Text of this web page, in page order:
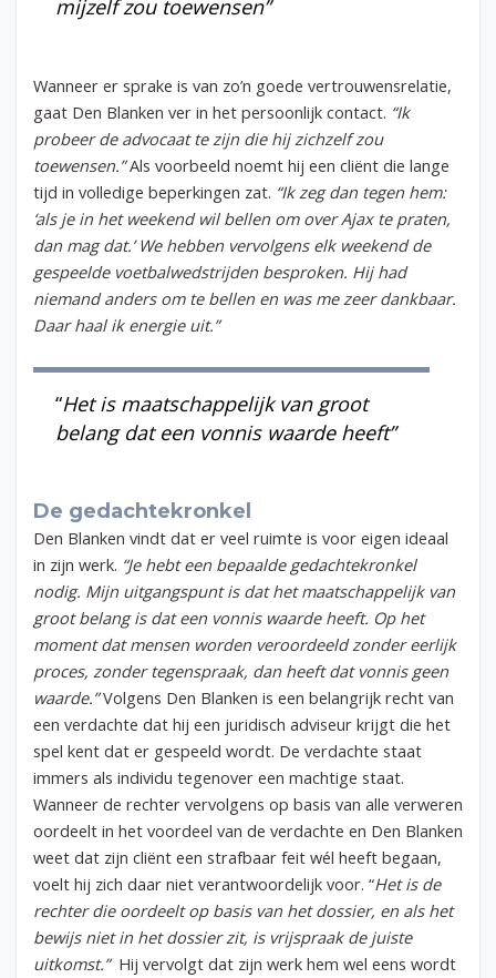
mijzelf zou toewensen”
Wanneer er sprake is van zo’n goede vertrouwensrelatie,
gaat Den Blanken ver in het persoonlijk contact. “Ik
probeer de advocaat te zijn die hij zichzelf zou
toewensen.”Als voorbeeld noemt hij een cliënt die lange
tijd in volledige beperkingen zat. “Ik zeg dan tegen hem:
‘als je in het weekend wil bellen om over Ajax te praten,
dan mag dat.’ We hebben vervolgens elk weekend de
gespeelde voetbalwedstrijden besproken. Hij had
niemand anders om te bellen en was me zeer dankbaar.
Daar haal ik energie uit.”
“Het is maatschappelijk van groot
belang dat een vonnis waarde heeft”
De gedachtekronkel
Den Blanken vindt dat er veel ruimte is voor eigen ideaal
in zijn werk. “Je hebt een bepaalde gedachtekronkel
nodig. Mijn uitgangspunt is dat het maatschappelijk van
groot belang is dat een vonnis waarde heeft. Op het
moment dat mensen worden veroordeeld zonder eerlijk
proces, zonder tegenspraak, dan heeft dat vonnis geen
waarde.”Volgens Den Blanken is een belangrijk recht van
een verdachte dat hij een juridisch adviseur krijgt die het
spel kent dat er gespeeld wordt. De verdachte staat
immers als individu tegenover een machtige staat.
Wanneer de rechter vervolgens op basis van alle verweren
oordeelt in het voordeel van de verdachte en Den Blanken
weet dat zijn cliënt een strafbaar feit wél heeft begaan,
voelt hij zich daar niet verantwoordelijk voor. “Het is de
rechter die oordeelt op basis van het dossier, en als het
bewijs niet in het dossier zit, is vrijspraak de juiste
uitkomst.” Hij vervolgt dat zijn werk hem wel eens wordt